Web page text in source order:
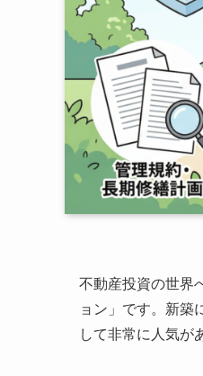
不動産投資の世界
ョン」です。新築
して非常に人気が